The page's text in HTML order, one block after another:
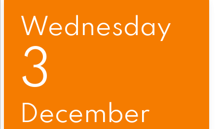
Wednesday
3
December